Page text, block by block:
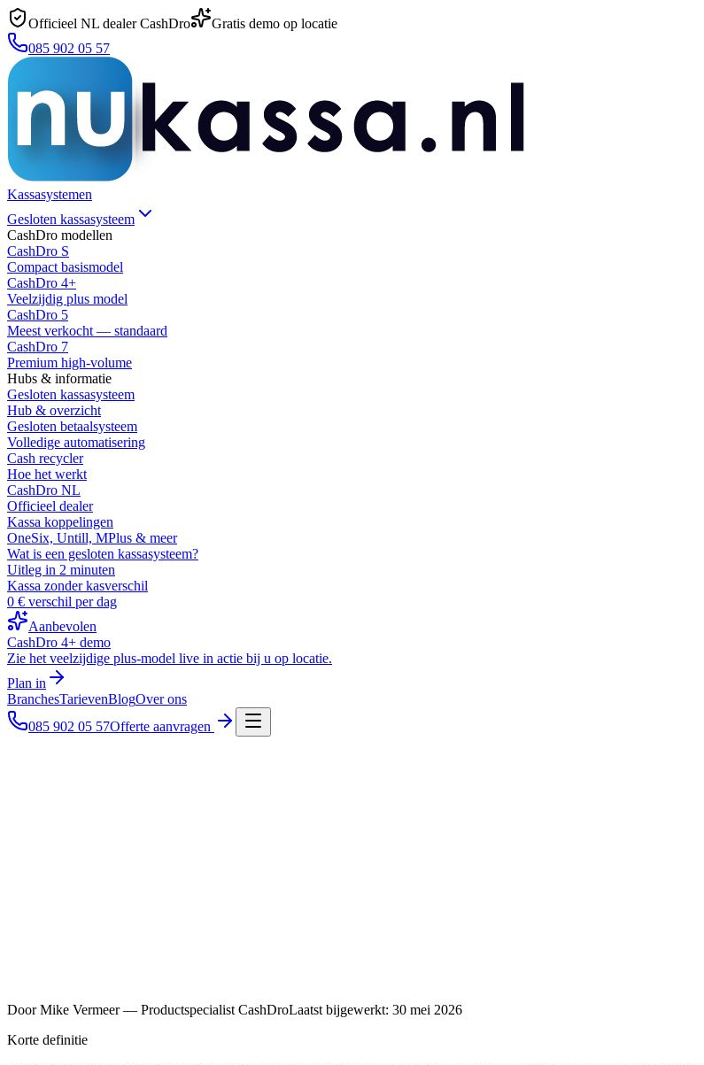
Officieel NL dealer CashDro
Gratis demo op locatie
085 902 05 57
Kassasystemen
Gesloten kassasysteem
CashDro modellen
CashDro S
Compact basismodel
CashDro 4+
Veelzijdig plus model
CashDro 5
Meest verkocht — standaard
CashDro 7
Premium high-volume
Hubs & informatie
Gesloten kassasysteem
Hub & overzicht
Gesloten betaalsysteem
Volledige automatisering
Cash recycler
Hoe het werkt
CashDro NL
Officieel dealer
Kassa koppelingen
OneSix, Untill, MPlus & meer
Wat is een gesloten kassasysteem?
Uitleg in 2 minuten
Kassa zonder kasverschil
0 € verschil per dag
Aanbevolen
CashDro 4+ demo
Zie het veelzijdige plus-model live in actie bij u op locatie.
Plan in
BranchesTarievenBlogOver ons
085 902 05 57Offerte aanvragen
OfficieelCashDro dealer
DoorMike Vermeer— Productspecialist CashDroLaatst bijgewerkt: 30 mei 2026
Korte definitie